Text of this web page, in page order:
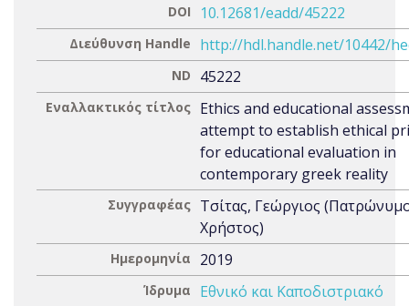
DOI 10.12681/eadd/45222
Διεύθυνση Handle http://hdl.handle.net/10442/
ND 45222
Εναλλακτικός τίτλος Ethics and educational
attempt to establish ethical
for educational evaluation in
contemporary greek reality
Συγγραφέας Τσίτας, Γεώργιος
Χρήστος)
Ημερομηνία 2019
Ίδρυμα
Εθνικό και Καποδιστριακό